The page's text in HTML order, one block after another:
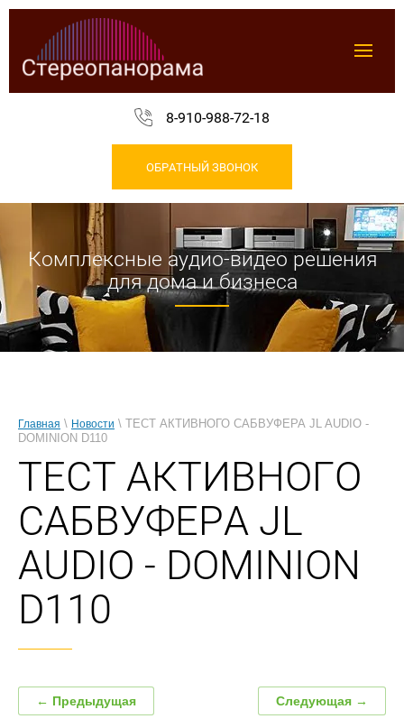
8-910-988-72-18
ОБРАТНЫЙ ЗВОНОК
Комплексные аудио-видео решения
для дома и бизнеса
Главная \ Новости \ ТЕСТ АКТИВНОГО САБВУФЕРА JL AUDIO -
DOMINION D110
ТЕСТ АКТИВНОГО
САБВУФЕРА JL
AUDIO - DOMINION
D110
← Предыдущая Следующая →